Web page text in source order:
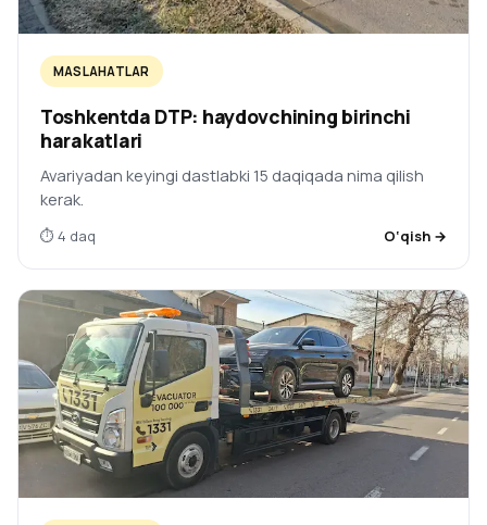
MASLAHATLAR
Toshkentda DTP: haydovchining birinchi
harakatlari
Avariyadan keyingi dastlabki 15 daqiqada nima qilish
kerak.
⏱ 4 daq O‘qish →